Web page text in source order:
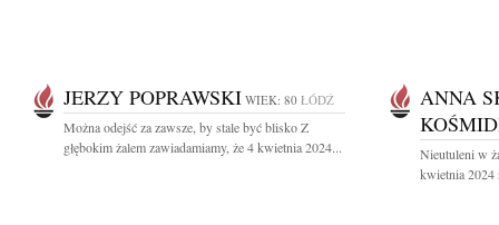
JERZY POPRAWSKI WIEK: 80 ŁÓDŹ
Można odejść za zawsze, by stale być blisko Z
głębokim żalem zawiadamiamy, że 4 kwietnia 2024...
ANNA
Nieutuleni w
kwietnia 2024